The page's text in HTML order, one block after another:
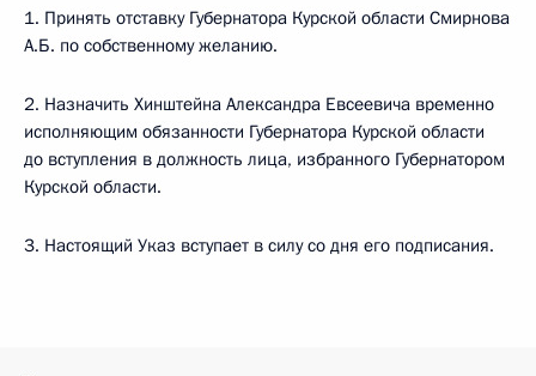
1. Принять отставку Губернатора Курской области Смирнова
А.Б. по собственному желанию.
2. Назначить Хинштейна Александра Евсеевича временно
исполняющим обязанности Губернатора Курской области
до вступления в должность лица, избранного Губернатором
Курской области.
3. Настоящий Указ вступает в силу со дня его подписания.